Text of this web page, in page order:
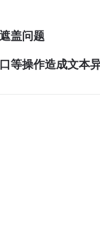
盖问题
等操作造成文本